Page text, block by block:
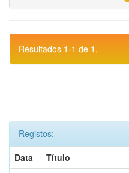
Resultados 1-1 de 1.
Registos:
Data
Título